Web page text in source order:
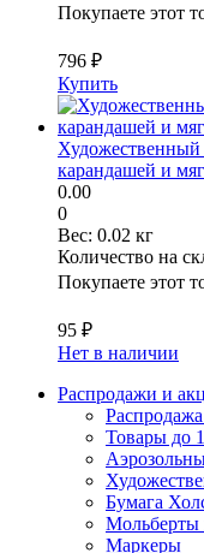
Покупаете этот
796 ₽
Купить
Художественный
карандашей и
0.00
0
Вес: 0.02 кг
Количество на
Покупаете этот
95 ₽
Нет в наличии
Распродажи и
Товары до
Бумага
Маркеры